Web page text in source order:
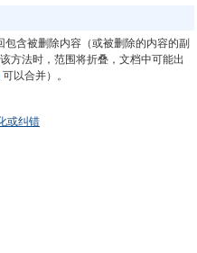
含被删除内容（或被删除的内容的副
方法时，范围将折叠，文档中可能出
可以合并）。
或纠错